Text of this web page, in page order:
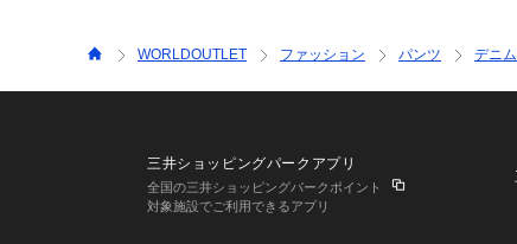
WORLDOUTLET ファッション パンツ デニ
三井ショッピングパークアプリ
全国の三井ショッピングパークポイント
対象施設でご利用できるアプリ